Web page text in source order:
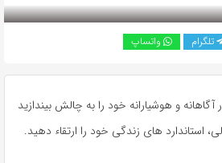
تلگرام واتساپ
و هوشیارانه خود را به چالش بیندازید
استاندارد های زندگی خود را ارتقاء دهید.